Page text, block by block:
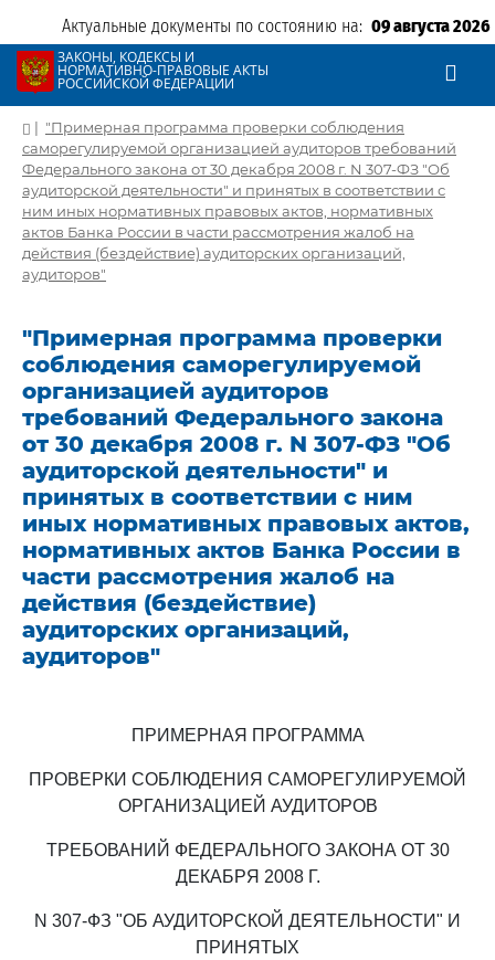
Актуальные документы по состоянию на: 09 августа 2026
ЗАКОНЫ, КОДЕКСЫ И
НОРМАТИВНО-ПРАВОВЫЕ АКТЫ
РОССИЙСКОЙ ФЕДЕРАЦИИ
| "Примерная программа проверки соблюдения
саморегулируемой организацией аудиторов требований
Федерального закона от 30 декабря 2008 г. N 307-ФЗ "Об
аудиторской деятельности" и принятых в соответствии с
ним иных нормативных правовых актов, нормативных
актов Банка России в части рассмотрения жалоб на
действия (бездействие) аудиторских организаций,
аудиторов"
"Примерная программа проверки
соблюдения саморегулируемой
организацией аудиторов
требований Федерального закона
от 30 декабря 2008 г. N 307-ФЗ "Об
аудиторской деятельности" и
принятых в соответствии с ним
иных нормативных правовых актов,
нормативных актов Банка России в
части рассмотрения жалоб на
действия (бездействие)
аудиторских организаций,
аудиторов"
ПРИМЕРНАЯ ПРОГРАММА
ПРОВЕРКИ СОБЛЮДЕНИЯ САМОРЕГУЛИРУЕМОЙ
ОРГАНИЗАЦИЕЙ АУДИТОРОВ
ТРЕБОВАНИЙ ФЕДЕРАЛЬНОГО ЗАКОНА ОТ 30
ДЕКАБРЯ 2008 Г.
N 307-ФЗ "ОБ АУДИТОРСКОЙ ДЕЯТЕЛЬНОСТИ" И
ПРИНЯТЫХ